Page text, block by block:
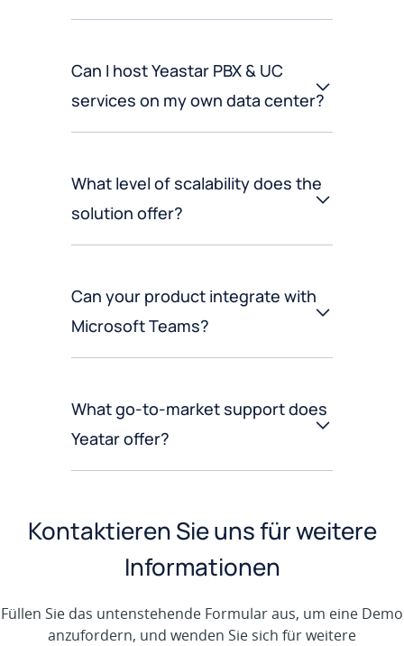
Can I host Yeastar PBX & UC
services on my own data center?
What level of scalability does the
solution offer?
Can your product integrate with
Microsoft Teams?
What go-to-market support does
Yeatar offer?
Kontaktieren Sie uns für weitere
Informationen
Füllen Sie das untenstehende Formular aus, um eine Demo
anzufordern, und wenden Sie sich für weitere